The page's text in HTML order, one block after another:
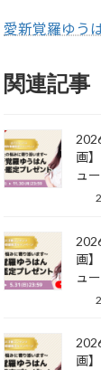
愛新覚羅ゆう
関連記事
画
ュ
画
ュ
画